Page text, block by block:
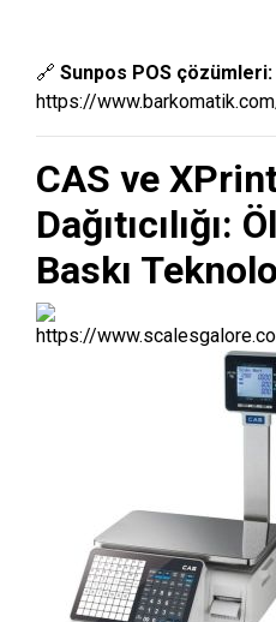
🔗 Sunpos POS çözümleri:
https://
CAS ve
Dağıtıcılığı:
Baskı